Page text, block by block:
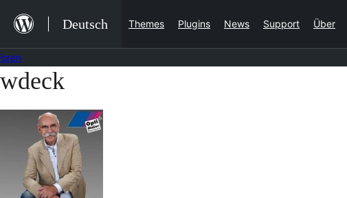
Inhalt
springen
Deutsch Themes Plugins News Support Über
Zum
springen
wdeck